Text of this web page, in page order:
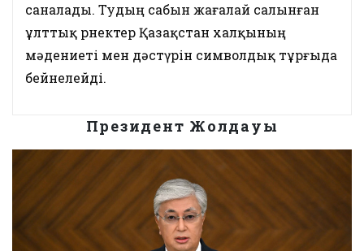
саналады. Тудың сабын жағалай салынған
ұлттық өрнектер Қазақстан халқының
мәдениеті мен дәстүрін символдық тұрғыда
бейнелейді.
Президент Жолдауы